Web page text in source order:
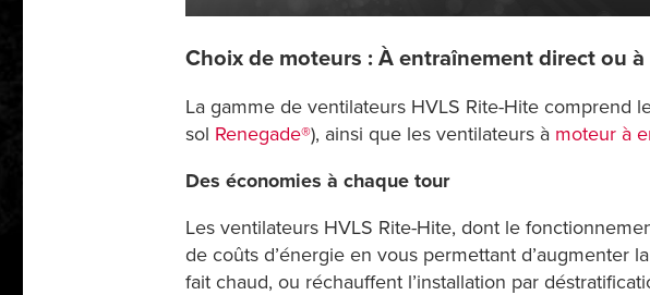
Choix de moteurs : À entraînement direct ou
La gamme de ventilateurs HVLS Rite-Hite comprend
sol Renegade®), ainsi que les ventilateurs à moteur à
Des économies à chaque tour
Les ventilateurs HVLS Rite-Hite, dont le
de coûts d’énergie en vous permettant d’augmenter
fait chaud, ou réchauffent l’installation par